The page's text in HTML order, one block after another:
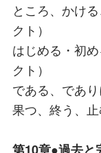
ところ、かけ
クト）
はじめる・初
クト）
である、であ
果つ、終う、